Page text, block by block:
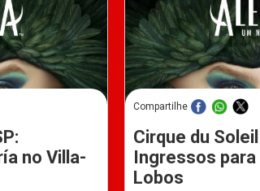
no Villa-
Compartilhe
Cirque du
Ingressos
Lobos